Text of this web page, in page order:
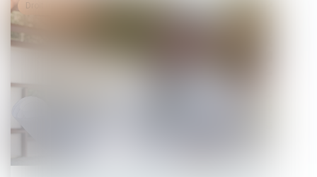
Droit immobilier